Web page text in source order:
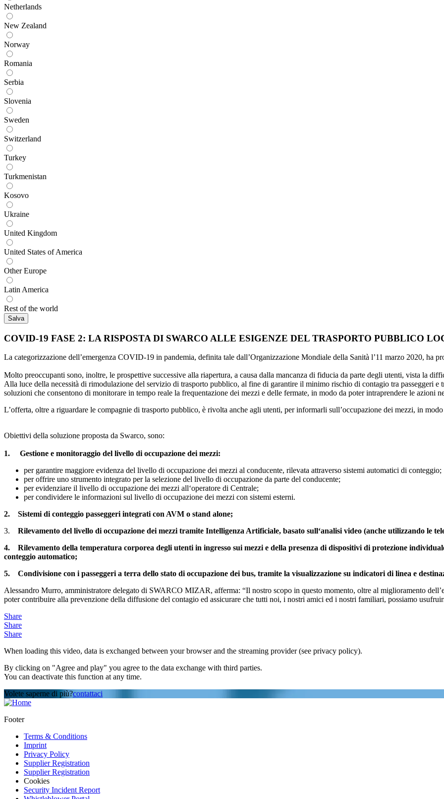
Netherlands
New Zealand
Norway
Romania
Serbia
Slovenia
Sweden
Switzerland
Turkey
Turkmenistan
Kosovo
Ukraine
United Kingdom
United States of America
Other Europe
Latin America
Rest of the world
COVID-19 FASE 2: LA RISPOSTA DI SWARCO ALLE ESIGENZE DEL TRASPORTO PUBBLICO
La categorizzazione dell’emergenza COVID-19 in pandemia, definita tale dall’Organizzazione Mondiale della Sanità l’11 marzo 2020, ha
Molto preoccupanti sono, inoltre, le prospettive successive alla riapertura, a causa dalla mancanza di fiducia da parte degli utenti, vista la
Alla luce della necessità di rimodulazione del servizio di trasporto pubblico, al fine di garantire il minimo rischio di contagio tra passeggeri e
soluzioni che consentono di monitorare in tempo reale la frequentazione dei mezzi e delle fermate, in modo da poter intraprendere le azioni
L’offerta, oltre a riguardare le compagnie di trasporto pubblico, è rivolta anche agli utenti, per informarli sull’occupazione dei mezzi, in
Obiettivi della soluzione proposta da Swarco, sono:
1. Gestione e monitoraggio del livello di occupazione dei mezzi:
per garantire maggiore evidenza del livello di occupazione dei mezzi al conducente, rilevata attraverso sistemi automatici di conteggio;
per offrire uno strumento integrato per la selezione del livello di occupazione da parte del conducente;
per evidenziare il livello di occupazione dei mezzi all‘operatore di Centrale;
per condividere le informazioni sul livello di occupazione dei mezzi con sistemi esterni.
2. Sistemi di conteggio passeggeri integrati con AVM o stand alone;
3. Rilevamento del livello di occupazione dei mezzi tramite Intelligenza Artificiale, basato sull‘analisi video (anche utilizzando le
4. Rilevamento della temperatura corporea degli utenti in ingresso sui mezzi e della presenza di dispositivi di protezione
conteggio automatico;
5. Condivisione con i passeggeri a terra dello stato di occupazione dei bus, tramite la visualizzazione su indicatori di linea e
Alessandro Murro, amministratore delegato di SWARCO MIZAR, afferma: “Il nostro scopo in questo momento, oltre al miglioramento
poter contribuire alla prevenzione della diffusione del contagio ed assicurare che tutti noi, i nostri amici ed i nostri familiari, possiamo
Share
Share
Share
When loading this video, data is exchanged between your browser and the streaming provider (see privacy policy).
By clicking on "Agree and play" you agree to the data exchange with third parties.
You can deactivate this function at any time.
Volete saperne di più?contattaci
Footer
Terms & Conditions
Imprint
Privacy Policy
Supplier Registration
Supplier Registration
Cookies
Security Incident Report